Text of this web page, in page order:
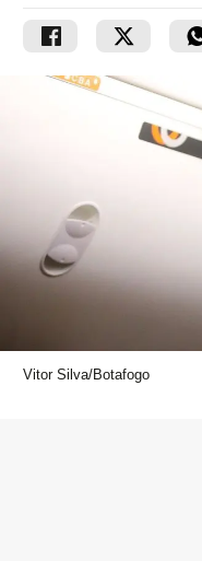
Vitor Silva/Botafogo